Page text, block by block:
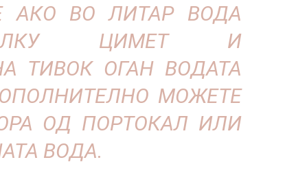
АКО ВО ЛИТАР ВОДА
ЦИМЕТ И
ТИВОК ОГАН ВОДАТА
МОЖЕТЕ
ОД ПОРТОКАЛ ИЛИ
ВОДА.